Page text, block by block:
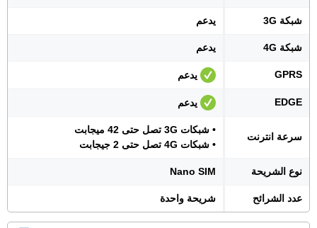
شبكة 3G يدعم
شبكة 4G يدعم
GPRS يدعم
EDGE يدعم
سرعة انترنت
• شبكات 3G تصل حتى 42 ميجابت
• شبكات 4G تصل حتى 2 جيجابت
نوع الشريحة Nano SIM
عدد الشرائح شريحة واحدة